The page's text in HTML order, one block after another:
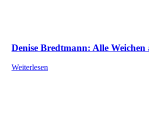
Denise Bredtmann: Alle
Weiterlesen